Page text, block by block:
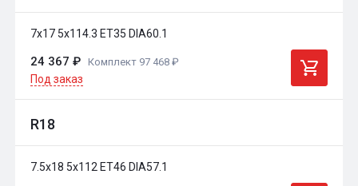
7x17 5x114.3 ET35 DIA60.1
24 367 ₽ Комплект 97 468 ₽
Под заказ
R18
7.5x18 5x112 ET46 DIA57.1